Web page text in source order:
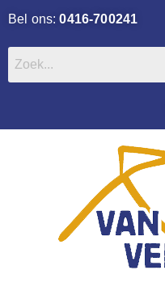
Bel ons:0416-700241